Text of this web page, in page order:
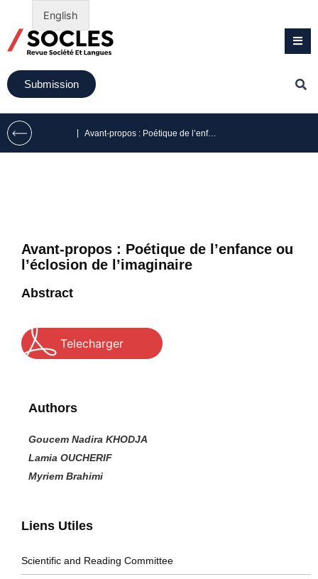
Submission
Avant-propos : Poétique de l’enfance ou l’éclosion de l’imaginaire
Liens Utiles
Scientific and Reading Committee
Avant-propos : Poétique de l’enfance ou
l’éclosion de l’imaginaire
Abstract
Telecharger
Authors
Goucem Nadira KHODJA
Lamia OUCHERIF
Myriem Brahimi
English